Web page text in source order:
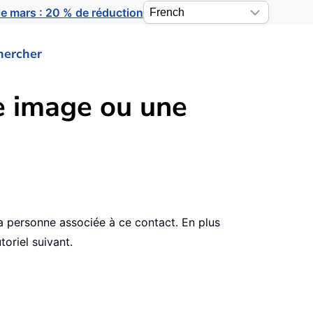
mars : 20 % de réduction
ou une
associée à ce contact. En plus
suivant.